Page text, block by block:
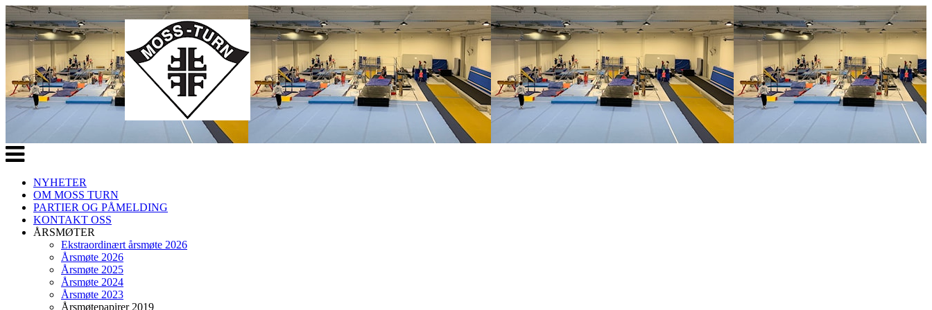
Veksle
navigasjon
NYHETER
OM MOSS TURN
PARTIER OG PÅMELDING
KONTAKT OSS
ÅRSMØTER
Ekstraordinært årsmøte 2026
Årsmøte 2026
Årsmøte 2025
Årsmøte 2024
Årsmøte 2023
Årsmøtepapirer 2019